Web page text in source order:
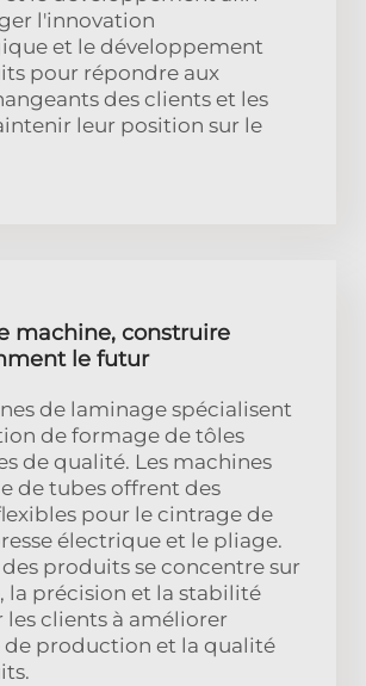
l'innovation
et le développement
pour répondre aux
des clients et les
leur position sur le
machine, construire
le futur
de laminage spécialisent
de formage de tôles
de qualité. Les machines
de tubes offrent des
pour le cintrage de
électrique et le pliage.
produits se concentre sur
la précision et la stabilité
les clients à améliorer
de production et la qualité